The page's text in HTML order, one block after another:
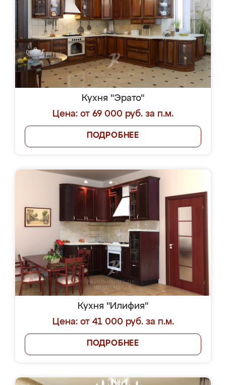
Кухня "Эрато"
Цена: от 69 000 руб. за п.м.
ПОДРОБНЕЕ
Кухня "Илифия"
Цена: от 41 000 руб. за п.м.
ПОДРОБНЕЕ